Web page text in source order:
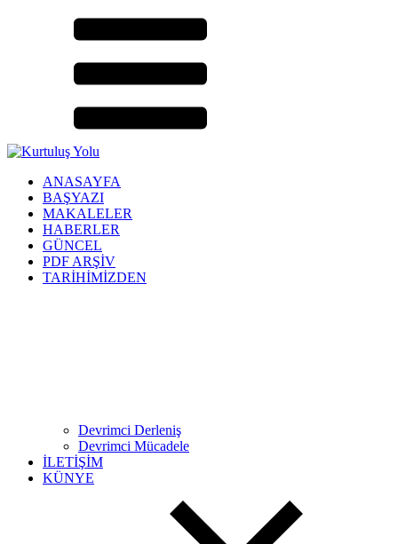
ANASAYFA
BAŞYAZI
MAKALELER
HABERLER
GÜNCEL
PDF ARŞİV
TARİHİMİZDEN
Devrimci Derleniş
Devrimci Mücadele
İLETİŞİM
KÜNYE